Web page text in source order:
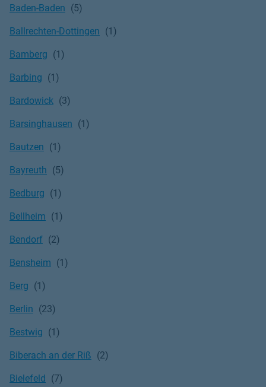
Baden-Baden
Ballrechten-Dottingen
Bamberg
Barbing
Bardowick
Barsinghausen
Bautzen
Bayreuth
Bedburg
Bellheim
Bendorf
Bensheim
Berg
Berlin
Bestwig
Biberach an der Riß
Bielefeld